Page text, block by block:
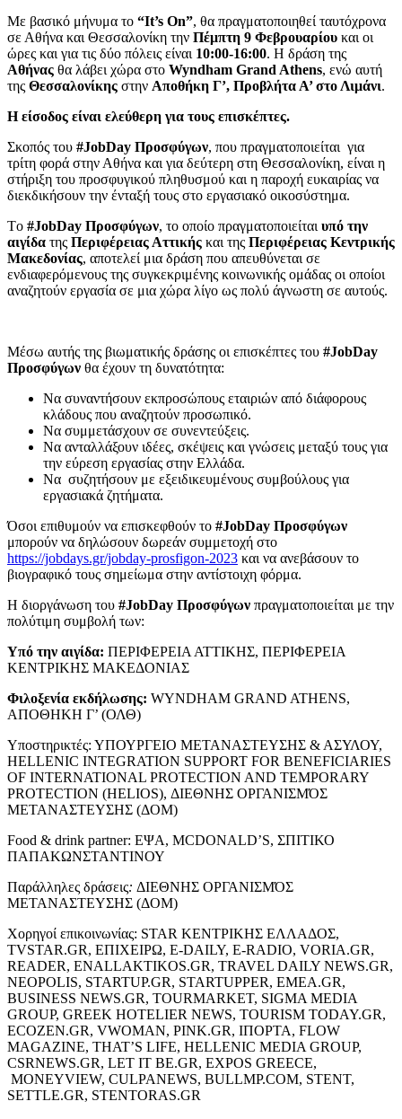
Με βασικό μήνυμα το “It’s On”, θα πραγματοποιηθεί ταυτόχρονα
σε Αθήνα και Θεσσαλονίκη την Πέμπτη 9 Φεβρουαρίου και οι
ώρες και για τις δύο πόλεις είναι 10:00-16:00. Η δράση της
Αθήνας θα λάβει χώρα στο Wyndham Grand Athens, ενώ αυτή
της Θεσσαλονίκης στην Αποθήκη Γ’, Προβλήτα Α’ στο Λιμάνι.
Η είσοδος είναι ελεύθερη για τους επισκέπτες.
Σκοπός του #JobDay Προσφύγων, που πραγματοποιείται για
τρίτη φορά στην Αθήνα και για δεύτερη στη Θεσσαλονίκη, είναι η
στήριξη του προσφυγικού πληθυσμού και η παροχή ευκαιρίας να
διεκδικήσουν την ένταξή τους στο εργασιακό οικοσύστημα.
Tο #JobDay Προσφύγων, το οποίο πραγματοποιείται υπό την
αιγίδα της Περιφέρειας Αττικής και της Περιφέρειας Κεντρικής
Μακεδονίας, αποτελεί μια δράση που απευθύνεται σε
ενδιαφερόμενους της συγκεκριμένης κοινωνικής ομάδας οι οποίοι
αναζητούν εργασία σε μια χώρα λίγο ως πολύ άγνωστη σε αυτούς.
Μέσω αυτής της βιωματικής δράσης οι επισκέπτες του #JobDay
Προσφύγων θα έχουν τη δυνατότητα:
Να συναντήσουν εκπροσώπους εταιριών από διάφορους
κλάδους που αναζητούν προσωπικό.
Να συμμετάσχουν σε συνεντεύξεις.
Να ανταλλάξουν ιδέες, σκέψεις και γνώσεις μεταξύ τους για
την εύρεση εργασίας στην Ελλάδα.
Να συζητήσουν με εξειδικευμένους συμβούλους για
εργασιακά ζητήματα.
Όσοι επιθυμούν να επισκεφθούν το #JobDay Προσφύγων
μπορούν να δηλώσουν δωρεάν συμμετοχή στο
https://jobdays.gr/jobday-prosfigon-2023 και να ανεβάσουν το
βιογραφικό τους σημείωμα στην αντίστοιχη φόρμα.
Η διοργάνωση του #JobDay Προσφύγων πραγματοποιείται με την
πολύτιμη συμβολή των:
Υπό την αιγίδα: ΠΕΡΙΦΕΡΕΙΑ ΑΤΤΙΚΗΣ, ΠΕΡΙΦΕΡΕΙΑ
ΚΕΝΤΡΙΚΗΣ ΜΑΚΕΔΟΝΙΑΣ
Φιλοξενία εκδήλωσης: WYNDHAM GRAND ATHENS,
ΑΠΟΘΗΚΗ Γ’ (ΟΛΘ)
Υποστηρικτές: ΥΠΟΥΡΓΕΙΟ ΜΕΤΑΝΑΣΤΕΥΣΗΣ & ΑΣΥΛΟΥ,
HELLENIC INTEGRATION SUPPORT FOR BENEFICIARIES
OF INTERNATIONAL PROTECTION AND TEMPORARY
PROTECTION (HELIOS), ΔΙΕΘNHΣ ΟΡΓΑΝΙΣMΌΣ
ΜΕΤΑΝAΣΤΕΥΣΗΣ (ΔΟΜ)
Food & drink partner: ΕΨΑ, MCDONALD’S, ΣΠΙΤΙΚΟ
ΠΑΠΑΚΩΝΣΤΑΝΤΙΝΟΥ
Παράλληλες δράσεις: ΔΙΕΘNHΣ ΟΡΓΑΝΙΣMΌΣ
ΜΕΤΑΝAΣΤΕΥΣΗΣ (ΔΟΜ)
Χορηγοί επικοινωνίας: STAR ΚΕΝΤΡΙΚΗΣ ΕΛΛΑΔΟΣ,
TVSTAR.GR, ΕΠΙΧΕΙΡΩ, E-DAILY, E-RADIO, VORIA.GR,
READER, ENALLAKTIKOS.GR, TRAVEL DAILY NEWS.GR,
NEOPOLIS, STARTUP.GR, STARTUPPER, EMEA.GR,
BUSINESS NEWS.GR, TOURMARKET, SIGMA MEDIA
GROUP, GREEK HOTELIER NEWS, TOURISM TODAY.GR,
ECOZEN.GR, VWOMAN, PINK.GR, IΠΟΡΤΑ, FLOW
MAGAZINE, THAT’S LIFE, HELLENIC MEDIA GROUP,
CSRNEWS.GR, LET IT BE.GR, EXPOS GREECE,
MONEYVIEW, CULPANEWS, BULLMP.COM, STENT,
SETTLE.GR, STENTORAS.GR